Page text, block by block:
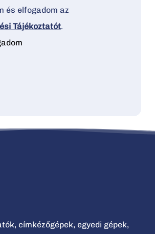
és elfogadom az
Tájékoztatót.
címkézőgépek, egyedi gépek,